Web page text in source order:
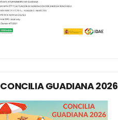
CONCILIA GUADIANA 2026